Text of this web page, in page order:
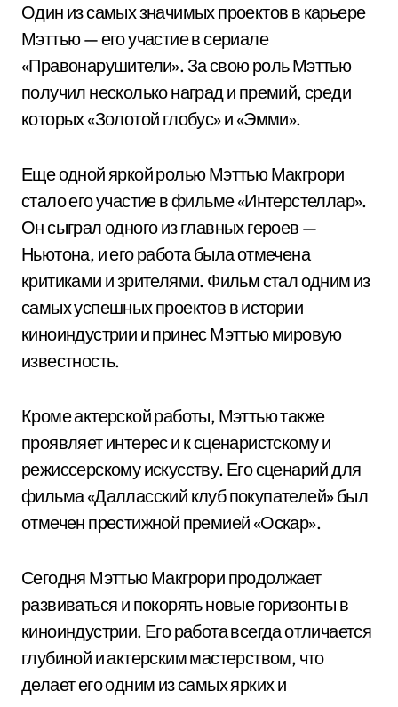
Один из самых значимых проектов в карьере
Мэттью — его участие в сериале
«Правонарушители». За свою роль Мэттью
получил несколько наград и премий, среди
которых «Золотой глобус» и «Эмми».
Еще одной яркой ролью Мэттью Макгрори
стало его участие в фильме «Интерстеллар».
Он сыграл одного из главных героев —
Ньютона, и его работа была отмечена
критиками и зрителями. Фильм стал одним из
самых успешных проектов в истории
киноиндустрии и принес Мэттью мировую
известность.
Кроме актерской работы, Мэттью также
проявляет интерес и к сценаристскому и
режиссерскому искусству. Его сценарий для
фильма «Далласский клуб покупателей» был
отмечен престижной премией «Оскар».
Сегодня Мэттью Макгрори продолжает
развиваться и покорять новые горизонты в
киноиндустрии. Его работа всегда отличается
глубиной и актерским мастерством, что
делает его одним из самых ярких и